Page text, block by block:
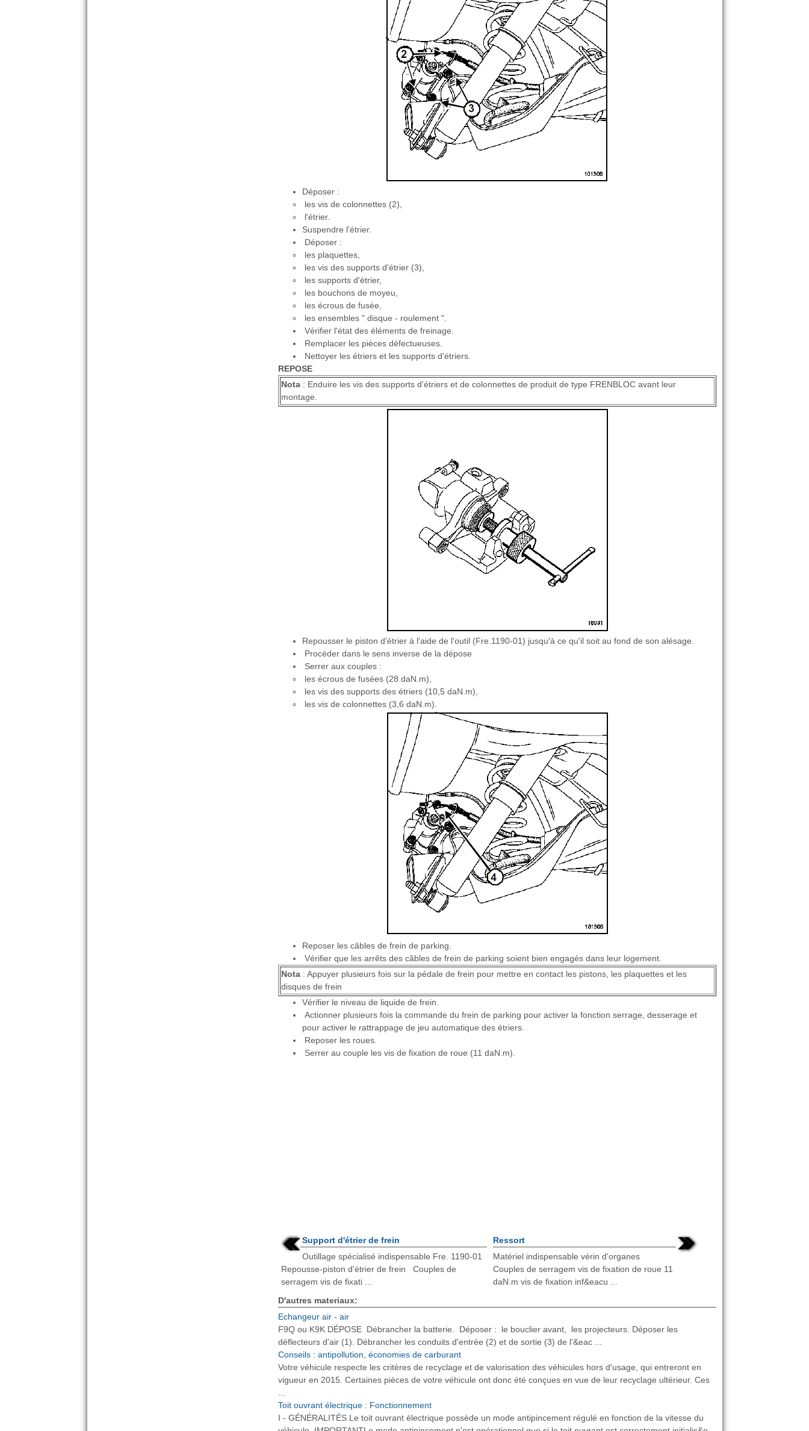
Déposer :
les vis de colonnettes (2),
l'étrier.
Suspendre l'étrier.
Déposer :
les plaquettes,
les vis des supports d'étrier (3),
les supports d'étrier,
les bouchons de moyeu,
les écrous de fusée,
les ensembles " disque - roulement ".
Vérifier l'état des éléments de freinage.
Remplacer les pièces défectueuses.
Nettoyer les étriers et les supports d'étriers.
REPOSE
Nota: Enduire les vis des supports d'étriers et de colonnettes de produit de type FRENBLOC avant leur
montage.
Repousser le piston d'étrier à l'aide de l'outil (Fre.1190-01) jusqu'à ce qu'il soit au fond de son alésage.
Procéder dans le sens inverse de la dépose
Serrer aux couples :
les écrous de fusées (28 daN.m),
les vis des supports des étriers (10,5 daN.m),
les vis de colonnettes (3,6 daN.m).
Reposer les câbles de frein de parking.
Vérifier que les arrêts des câbles de frein de parking soient bien engagés dans leur logement.
Nota: Appuyer plusieurs fois sur la pédale de frein pour mettre en contact les pistons, les plaquettes et les
disques de frein
Vérifier le niveau de liquide de frein.
Actionner plusieurs fois la commande du frein de parking pour activer la fonction serrage, desserage et
pour activer le rattrappage de jeu automatique des étriers.
Reposer les roues.
Serrer au couple les vis de fixation de roue (11 daN.m).
Support d'étrier de frein
Outillage spécialisé indispensable Fre. 1190-01
Repousse-piston d'étrier de frein Couples de
serragem vis de fixati ...
Ressort
Matériel indispensable vérin d'organes
Couples de serragem vis de fixation de roue 11
daN.m vis de fixation inf&eacu ...
D'autres materiaux:
Echangeur air - air
F9Q ou K9K DÉPOSE Débrancher la batterie. Déposer : le bouclier avant, les projecteurs. Déposer les
déflecteurs d'air (1). Débrancher les conduits d'entrée (2) et de sortie (3) de l'&eac ...
Conseils : antipollution, économies de carburant
Votre véhicule respecte les critères de recyclage et de valorisation des véhicules hors d'usage, qui entreront en
vigueur en 2015. Certaines pièces de votre véhicule ont donc été conçues en vue de leur recyclage ultérieur. Ces
Toit ouvrant électrique : Fonctionnement
I - GÉNÉRALITÉS Le toit ouvrant électrique possède un mode antipincement régulé en fonction de la vitesse du